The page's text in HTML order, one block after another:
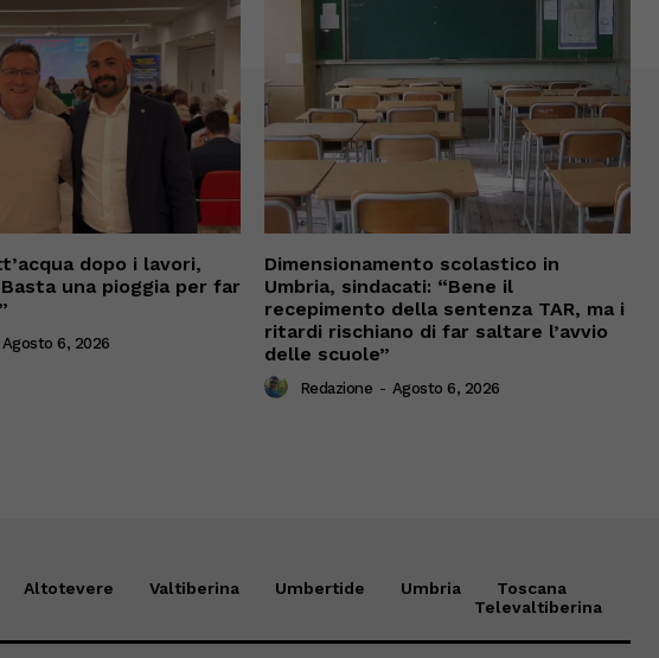
dopo i lavori,
una pioggia per far
Agosto 6, 2026
Dimensionamento scolastico in
Umbria, sindacati: “Bene il
recepimento della sentenza TAR, ma i
ritardi rischiano di far saltare l’avvio
delle scuole”
Redazione - Agosto 6, 2026
Altotevere Valtiberina Umbertide Umbria
Toscana
Televaltiberina